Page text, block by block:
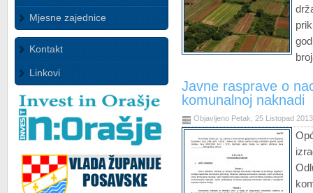
Mjesne zajednice
Kontakt
Linkovi
Javne rasprave o
komunalnoj naknadi
Objavljeno Petak, 25 Listopad 2013